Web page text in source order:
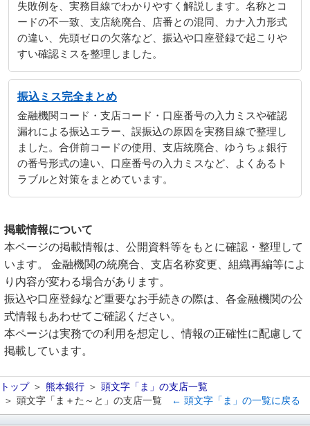
失敗例を、実務目線でわかりやすく解説します。名称とコ
ードの不一致、支店統廃合、店番との混同、カナ入力形式
の違い、先頭ゼロの欠落など、振込や口座登録で起こりや
すい確認ミスを整理しました。
振込ミス完全まとめ
金融機関コード・支店コード・口座番号の入力ミスや確認
漏れによる振込エラー、誤振込の原因を実務目線で整理し
ました。合併前コードの使用、支店統廃合、ゆうちょ銀行
の番号形式の違い、口座番号の入力ミスなど、よくあるト
ラブルと対策をまとめています。
掲載情報について
本ページの掲載情報は、公開資料等をもとに確認・整理して
います。 金融機関の統廃合、支店名称変更、組織再編等によ
り内容が変わる場合があります。
振込や口座登録など重要なお手続きの際は、各金融機関の公
式情報もあわせてご確認ください。
本ページは実務での利用を想定し、情報の正確性に配慮して
掲載しています。
トップ 熊本銀行
頭文字「ま」の支店一覧
頭文字「ま＋た～と」の支店一覧
← 頭文字「ま」の一覧に戻る